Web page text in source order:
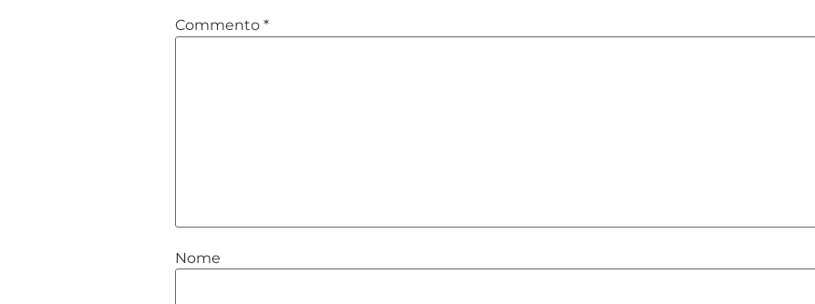
Commento *
Nome